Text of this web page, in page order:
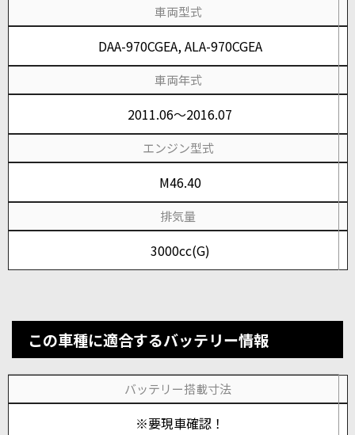
車両型式
DAA-970CGEA, ALA-970CGEA
車両年式
2011.06～2016.07
エンジン型式
M46.40
排気量
3000cc(G)
この車種に適合するバッテリー情報
バッテリー搭載寸法
※要現車確認！